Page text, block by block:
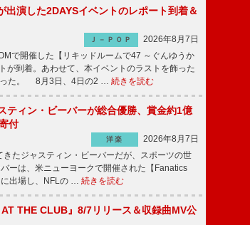
演した2DAYSイベントのレポート到着＆
Ｊ－ＰＯＰ
2026年8月7日
で開催した【リキッドルームで47 ～ぐんゆうか
が到着。あわせて、本イベントのラストを飾った
った。 8月3日、4日の2 … 続きを読む
ティン・ビーバーが総合優勝、賞金約1億
付
洋楽
2026年8月7日
たジャスティン・ビーバーだが、スポーツの世
は、米ニューヨークで開催された【Fanatics
に出場し、NFLの … 続きを読む
THE CLUB』8/7リリース＆収録曲MV公